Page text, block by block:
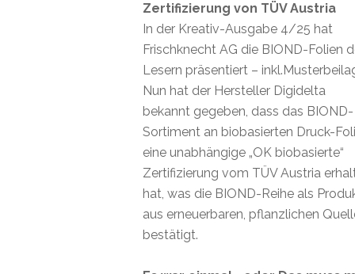
Zertifizierung von TÜV Austria
In der Kreativ-Ausgabe 4/25 hat
Frischknecht AG die BIOND-Folien
Lesern präsentiert –
Nun hat der Hersteller Digidelta
bekannt gegeben, dass das BIOND-
Sortiment an biobasierten Druck-
eine unabhängige „OK biobasierte“
Zertifizierung vom TÜV Austria
hat, was die BIOND-Reihe als
aus erneuerbaren, pflanzlichen
bestätigt.